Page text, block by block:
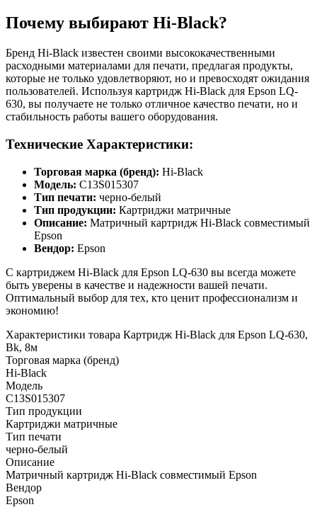
Почему выбирают Hi-Black?
Бренд Hi-Black известен своими высококачественными
расходными материалами для печати, предлагая продукты,
которые не только удовлетворяют, но и превосходят ожидания
пользователей. Используя картридж Hi-Black для Epson LQ-
630, вы получаете не только отличное качество печати, но и
стабильность работы вашего оборудования.
Технические Характеристики:
Торговая марка (бренд): Hi-Black
Модель: C13S015307
Тип печати: черно-белый
Тип продукции: Картриджи матричные
Описание: Матричный картридж Hi-Black совместимый
Epson
Вендор: Epson
С картриджем Hi-Black для Epson LQ-630 вы всегда можете
быть уверены в качестве и надежности вашей печати.
Оптимальный выбор для тех, кто ценит профессионализм и
экономию!
Характеристики товара Картридж Hi-Black для Epson LQ-630,
Bk, 8м
Торговая марка (бренд)
Hi-Black
Модель
C13S015307
Тип продукции
Картриджи матричные
Тип печати
черно-белый
Описание
Матричный картридж Hi-Black совместимый Epson
Вендор
Epson